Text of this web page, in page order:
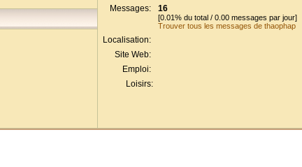
Messages:
16
[0.01% du total / 0.00 messages par jour]
Trouver tous les messages de thaophap
Localisation:
Site Web:
Emploi:
Loisirs: